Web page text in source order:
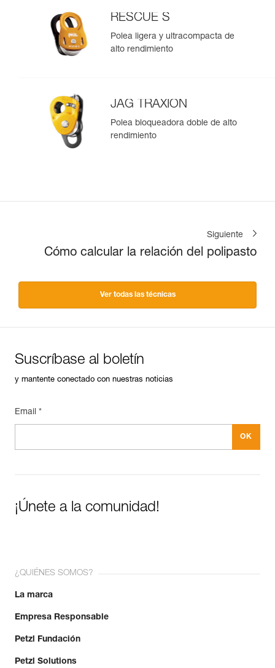
RESCUE S
Polea ligera y ultracompacta de
alto rendimiento
JAG TRAXION
Polea bloqueadora doble de alto
rendimiento
Siguiente
Cómo calcular la relación del polipasto
Ver todas las técnicas
Suscríbase al boletín
y mantente conectado con nuestras noticias
Email *
¡Únete a la comunidad!
¿QUIÉNES SOMOS?
La marca
Empresa Responsable
Petzl Fundación
Petzl Solutions